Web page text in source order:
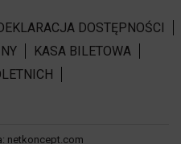
DOSTĘPNOŚCI
KASA BILETOWA
netkoncept.com